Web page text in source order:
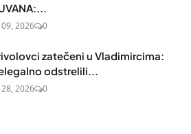
09, 2026 0
zatečeni u Vladimircima:
odstrelili...
28, 2026 0